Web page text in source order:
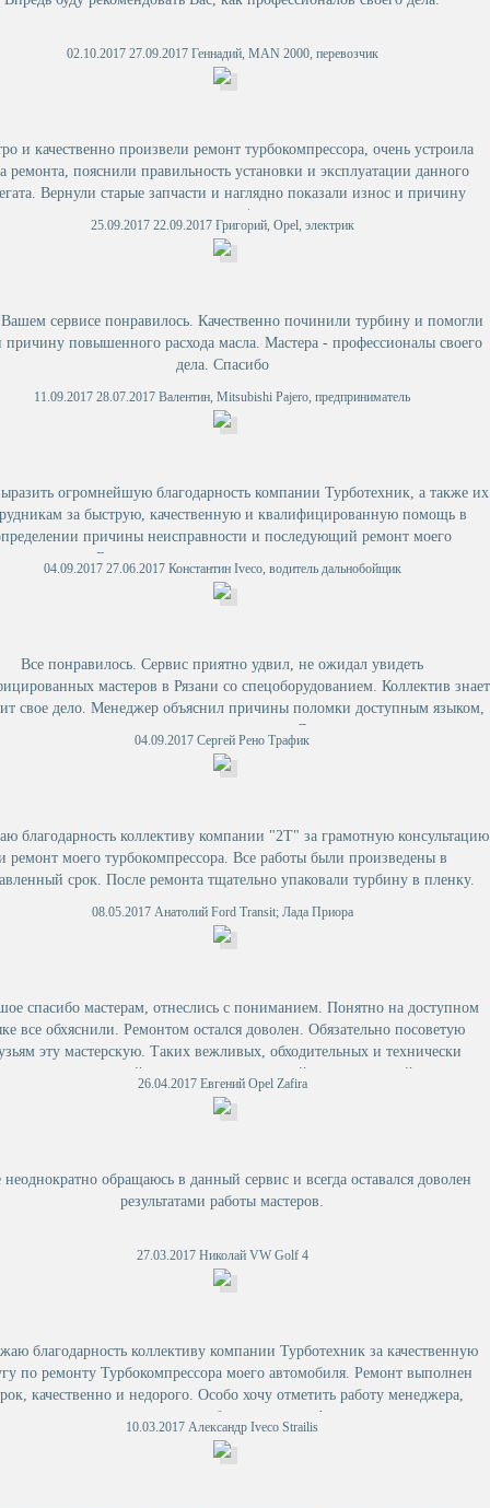
02.10.2017 27.09.2017 Геннадий, MAN 2000, перевозчик
и качественно произвели ремонт турбокомпрессора, очень устроила
ремонта, пояснили правильность установки и эксплуатации данного
Вернули старые запчасти и наглядно показали износ и причину
замену з/ч
25.09.2017 22.09.2017 Григорий, Opel, электрик
сервисе понравилось. Качественно починили турбину и помогли
причину повышенного расхода масла. Мастера - профессионалы своего
дела. Спасибо
11.09.2017 28.07.2017 Валентин, Mitsubishi Pajero, предприниматель
огромнейшую благодарность компании Турботехник, а также их
за быструю, качественную и квалифицированную помощь в
причины неисправности и последующий ремонт моего
Буду советовать знакомым и друзьям вашу организацию.
Остался очень доволен
04.09.2017 27.06.2017 Константин Iveco, водитель дальнобойщик
Все понравилось. Сервис приятно удвил, не ожидал увидеть
мастеров в Рязани со спецоборудованием. Коллектив знает
свое дело. Менеджер объяснил причины поломки доступным языком,
спасло от поломки двигатель. Думаю, что после ремонта,
турбина отходит долго. Успехов Вам и процветания.
04.09.2017 Сергей Рено Трафик
благодарность коллективу компании "2Т" за грамотную консультацию
ремонт моего турбокомпрессора. Все работы были произведены в
срок. После ремонта тщательно упаковали турбину в пленку.
08.05.2017 Анатолий Ford Transit; Лада Приора
спасибо мастерам, отнеслись с пониманием. Понятно на доступном
все обхяснили. Ремонтом остался доволен. Обязательно посоветую
эту мастерскую. Таких вежливых, обходительных и технически
грамотных людей, не встречал ни в одной автомастерской.
26.04.2017 Евгений Opel Zafira
обращаюсь в данный сервис и всегда оставался доволен
результатами работы мастеров.
27.03.2017 Николай VW Golf 4
благодарность коллективу компании Турботехник за качественную
по ремонту Турбокомпрессора моего автомобиля. Ремонт выполнен
качественно и недорого. Особо хочу отметить работу менеджера,
за вежливое и корректное обращениеи профессионализм.
10.03.2017 Александр Iveco Strailis